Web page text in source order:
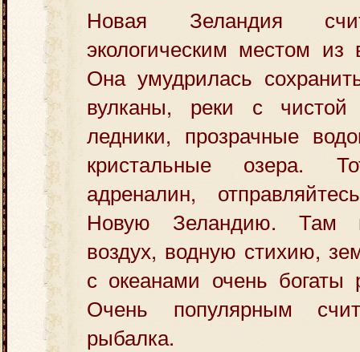
Новая Зеландия
экологическим местом из
Она умудрилась
вулканы, реки с
ледники, прозрачные
кристальные озера.
адреналин,
Новую Зеландию. Там
воздух, водную стихию,
с океанами очень
Очень популярным
рыбалка.